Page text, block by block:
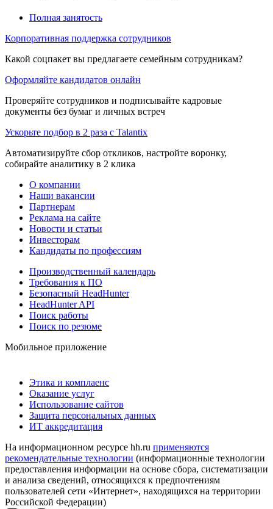
Полная занятость
Корпоративная поддержка сотрудников
Какой соцпакет вы предлагаете семейным сотрудникам?
Оформляйте кандидатов онлайн
Проверяйте сотрудников и подписывайте кадровые
документы без бумаг и личных встреч
Ускорьте подбор в 2 раза с Talantix
Автоматизируйте сбор откликов, настройте воронку,
собирайте аналитику в 2 клика
О компании
Наши вакансии
Партнерам
Реклама на сайте
Новости и статьи
Инвесторам
Кандидаты по профессиям
Производственный календарь
Требования к ПО
Безопасный HeadHunter
HeadHunter API
Поиск работы
Поиск по резюме
Мобильное приложение
Этика и комплаенс
Оказание услуг
Использование сайтов
Защита персональных данных
ИТ аккредитация
На информационном ресурсе hh.ru применяются
рекомендательные технологии (информационные технологии
предоставления информации на основе сбора, систематизации
и анализа сведений, относящихся к предпочтениям
пользователей сети «Интернет», находящихся на территории
Российской Федерации)